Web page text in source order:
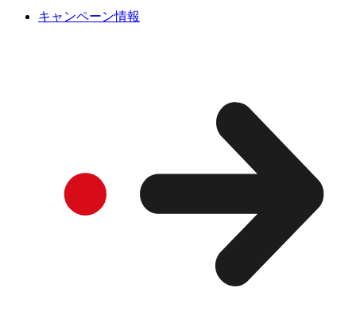
キャンペーン情報